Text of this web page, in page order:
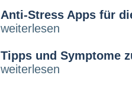
Anti-Stress Apps für
weiterlesen
Tipps und Symptome
weiterlesen